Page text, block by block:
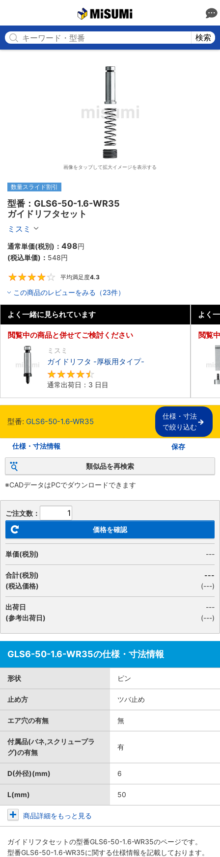
検索
画像をタップして拡大イメージを表示する
数量スライド割引
型番：GLS6-50-1.6-WR35
ガイドリフタセット
ミスミ
通常単価(税別)： 498円
(税込単価)： 548円
平均満足度4.3
この商品のレビューをみる（23件）
よく一緒に見られています
閲覧中の商品と併せてご検討ください
ミスミ
ガイドリフタ -厚板用タイプ-
通常出荷日：3 日目
よく
閲覧
型番: GLS6-50-1.6-WR35
仕様・寸法
で絞り込む
仕様・寸法情報 保存
類似品を再検索
※CADデータはPCでダウンロードできます
ご注文数：
価格を確認
単価(税別) ---
合計(税別)
(税込価格)
---
(---)
出荷日
(参考出荷日)
---
(---)
GLS6-50-1.6-WR35の仕様・寸法情報
形状 ピン
止め方 ツバ止め
エア穴の有無 無
付属品(バネ,スクリュープラ
グ)の有無
有
D(外径)(mm) 6
L(mm) 50
商品詳細をもっと見る
ガイドリフタセットの型番GLS6-50-1.6-WR35のページです。
型番GLS6-50-1.6-WR35に関する仕様情報を記載しております。